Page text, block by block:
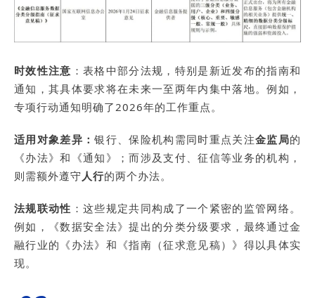
时效性注意 ：表格中部分法规，特别是新近发布的指南和
通知，其具体要求将在未来一至两年内集中落地。例如，
专项行动通知明确了2026年的工作重点。
适用对象差异：银行、保险机构需同时重点关注金监局的
《办法》和《通知》；而涉及支付、征信等业务的机构，
则需额外遵守 人行的两个办法。
法规联动性 ：这些规定共同构成了一个紧密的监管网络。
例如，《数据安全法》提出的分类分级要求，最终通过金
融行业的《办法》和《指南（征求意见稿）》得以具体实
现。